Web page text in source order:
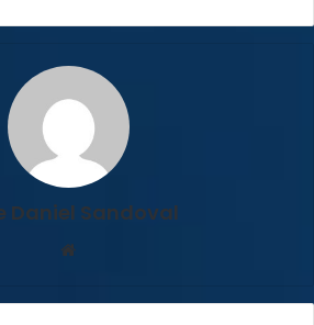
Daniel Sandoval